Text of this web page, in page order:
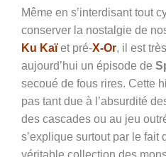
Même en s’interdisant tout
conserver la nostalgie de
Ku Kaïet pré-X-Or, il est
aujourd’hui un épisode de
secoué de fous rires. Cette
pas tant due à l’absurdité
des cascades ou au jeu
s’explique surtout par le fait